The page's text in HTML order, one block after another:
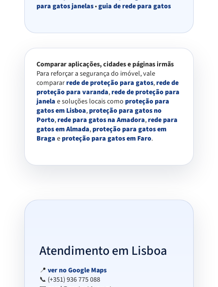
para gatos janelas•guia de rede para gatos
Comparar aplicações, cidades e páginas irmãs
Para reforçar a segurança do imóvel, vale
compararrede de proteção para gatos,rede de
proteção para varanda,rede de proteção para
janela e soluções locais como proteção para
gatos em Lisboa,proteção para gatos no
Porto,rede para gatos na Amadora,rede para
gatos em Almada,proteção para gatos em
Braga eproteção para gatos em Faro.
Atendimento em Lisboa
📍 ver no Google Maps
📞 (+351) 936 775 088